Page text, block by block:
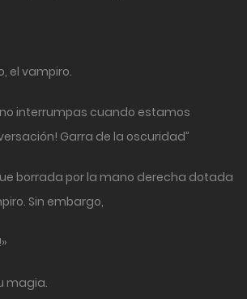
el vampiro.
interrumpas cuando estamos
Garra de la oscuridad”
borrada por la mano derecha dotada
Sin embargo,
magia.